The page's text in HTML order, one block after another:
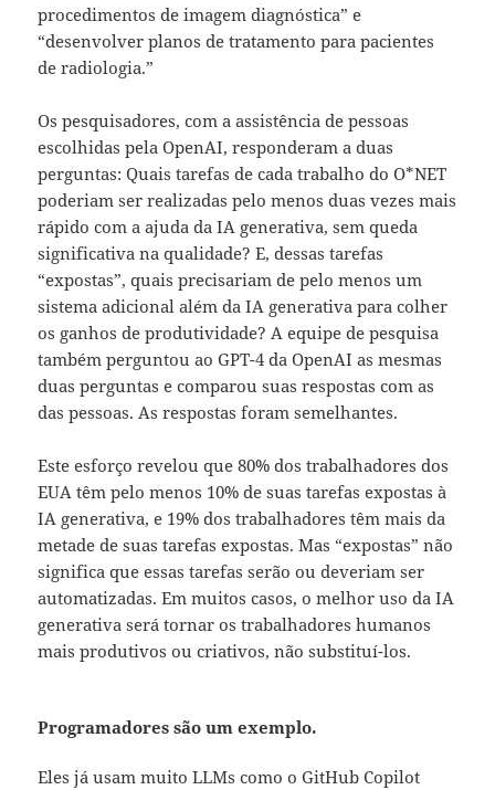
procedimentos de imagem diagnóstica” e
“desenvolver planos de tratamento para pacientes
de radiologia.”
Os pesquisadores, com a assistência de pessoas
escolhidas pela OpenAI, responderam a duas
perguntas: Quais tarefas de cada trabalho do O*NET
poderiam ser realizadas pelo menos duas vezes mais
rápido com a ajuda da IA generativa, sem queda
significativa na qualidade? E, dessas tarefas
“expostas”, quais precisariam de pelo menos um
sistema adicional além da IA generativa para colher
os ganhos de produtividade? A equipe de pesquisa
também perguntou ao GPT-4 da OpenAI as mesmas
duas perguntas e comparou suas respostas com as
das pessoas. As respostas foram semelhantes.
Este esforço revelou que 80% dos trabalhadores dos
EUA têm pelo menos 10% de suas tarefas expostas à
IA generativa, e 19% dos trabalhadores têm mais da
metade de suas tarefas expostas. Mas “expostas” não
significa que essas tarefas serão ou deveriam ser
automatizadas. Em muitos casos, o melhor uso da IA
generativa será tornar os trabalhadores humanos
mais produtivos ou criativos, não substituí-los.
Programadores são um exemplo.
Eles já usam muito LLMs como o GitHub Copilot